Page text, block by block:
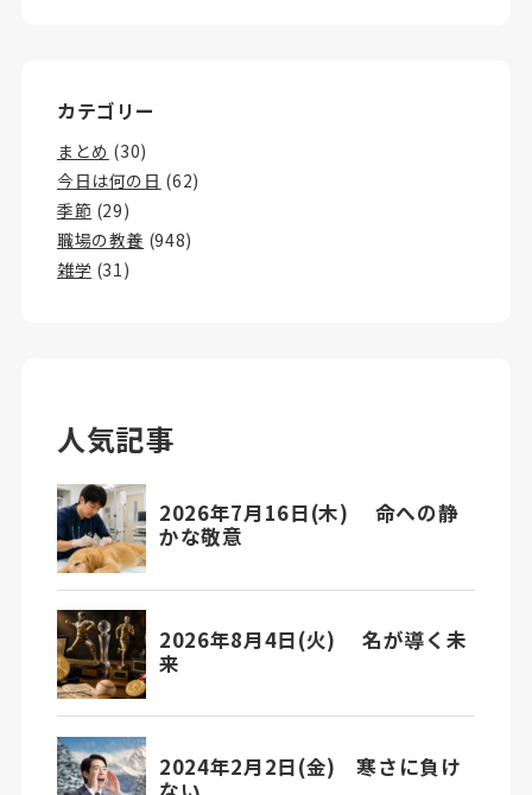
カテゴリー
まとめ (30)
今日は何の日 (62)
季節 (29)
職場の教養 (948)
雑学 (31)
人気記事